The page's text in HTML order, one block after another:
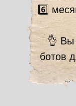
6️⃣
👌 Вы
ботов